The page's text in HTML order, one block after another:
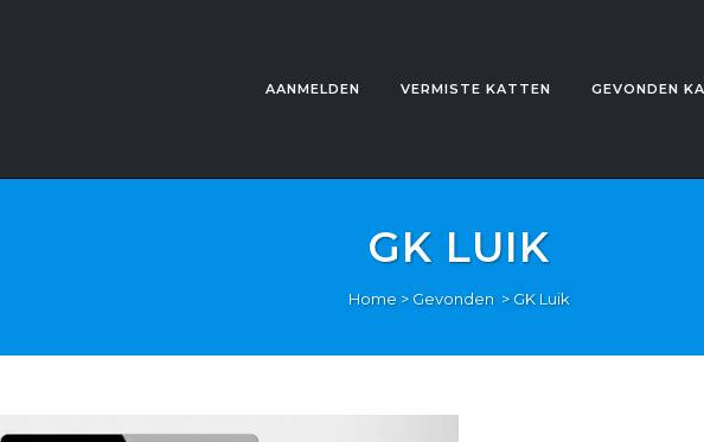
AANMELDEN VERMISTE KATTEN GEVONDEN
GK LUIK
Home>Gevonden >GK Luik